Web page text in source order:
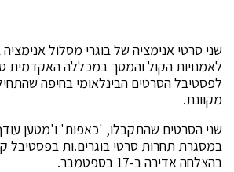
שני סרטי אנימציה של בוגרי מסלול
לאמנויות הקול והמסך במכללה האקדמית
לפסטיבל הסרטים הבינלאומי בחיפה
מקוונת.
שני הסרטים שהתקבלו, 'כאפות' ו'מטען
במסגרת תחרות סרטי בוגרים.ות בפסטיבל
בהצלחה אדירה ב-17 בספטמבר.